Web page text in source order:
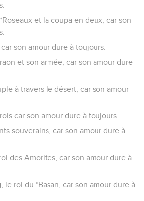
et la coupa en deux, car son
son amour dure à toujours.
et son armée, car son amour dure
à travers le désert, car son amour
car son amour dure à toujours.
souverains, car son amour dure à
des Amorites, car son amour dure à
le roi du *Basan, car son amour dure à